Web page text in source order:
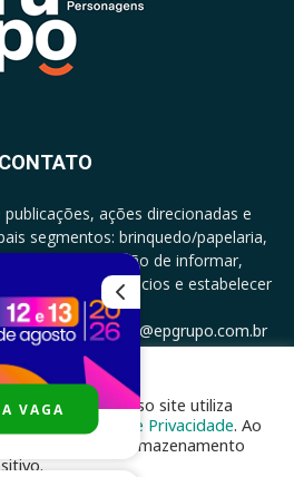
CONTATO
ações direcionadas e
segmentos: brinquedo/papelaria,
três com a missão de informar,
encontro de negócios e estabelecer
parcerias.
- atendimento@epgrupo.com.br
NOS
navegação, nosso site utiliza
nossa
Política de Privacidade. Ao
concorda com o armazenamento
VAGA